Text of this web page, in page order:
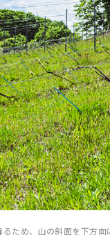
ため、山の斜面を下方